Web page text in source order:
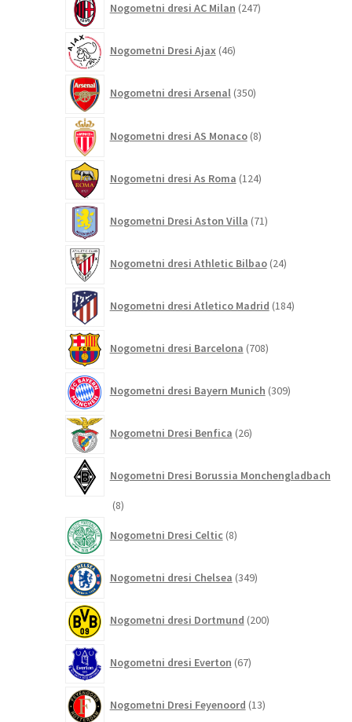
Nogometni dresi AC Milan 247izdelkov
Nogometni Dresi Ajax 46izdelkov
Nogometni dresi Arsenal 350izdelkov
Nogometni dresi AS Monaco 8izdelkov
Nogometni dresi As Roma 124izdelkov
Nogometni Dresi Aston Villa 71izdelkov
Nogometni dresi Athletic Bilbao 24izdelkov
Nogometni dresi Atletico Madrid 184izdelkov
Nogometni dresi Barcelona 708izdelkov
Nogometni dresi Bayern Munich 309izdelkov
Nogometni Dresi Benfica 26izdelkov
Nogometni Dresi Borussia Monchengladbach
88
Nogometni Dresi Celtic 8izdelkov
Nogometni dresi Chelsea 349izdelkov
Nogometni dresi Dortmund 200izdelkov
Nogometni dresi Everton 67izdelkov
Nogometni Dresi Feyenoord 13izdelkov